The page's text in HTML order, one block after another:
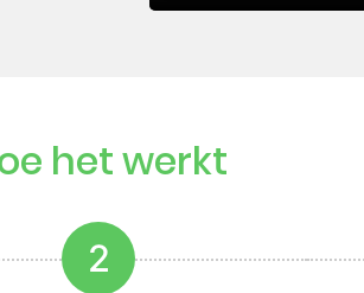
het werkt
2